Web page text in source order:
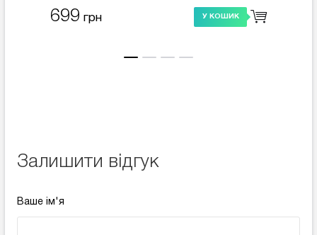
699 грн У КОШИК
Залишити відгук
Ваше ім'я